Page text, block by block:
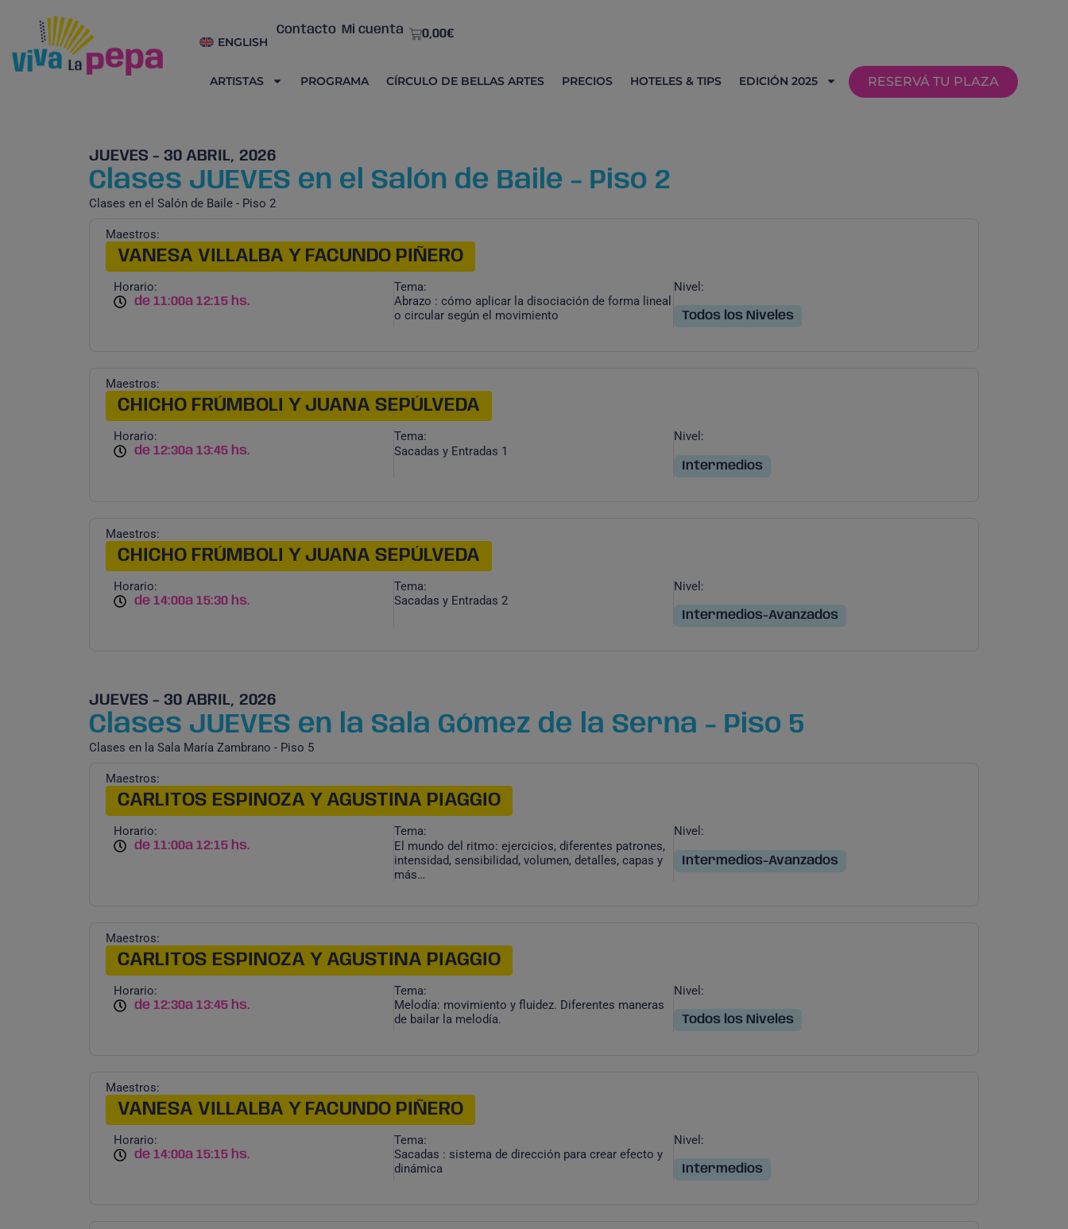
ENGLISH
Contacto Mi cuenta 0,00€
ARTISTAS PROGRAMA CÍRCULO DE BELLAS ARTES PRECIOS HOTELES & TIPS EDICIÓN 2025 RESERVÁ TU PLAZA
JUEVES - 30 ABRIL, 2026
Clases JUEVES en el Salón de Baile - Piso 2
Clases en el Salón de Baile - Piso 2
Maestros:
VANESA VILLALBA Y FACUNDO PIÑERO
Horario:
de 11:00a 12:15 hs.
Tema:
Abrazo : cómo aplicar la disociación de forma lineal
o circular según el movimiento
Nivel:
Todos los Niveles
Maestros:
CHICHO FRÚMBOLI Y JUANA SEPÚLVEDA
Horario:
de 12:30a 13:45 hs.
Tema:
Sacadas y Entradas 1
Nivel:
Intermedios
Maestros:
CHICHO FRÚMBOLI Y JUANA SEPÚLVEDA
Horario:
de 14:00a 15:30 hs.
Tema:
Sacadas y Entradas 2
Nivel:
Intermedios-Avanzados
JUEVES - 30 ABRIL, 2026
Clases JUEVES en la Sala Gómez de la Serna - Piso 5
Clases en la Sala María Zambrano - Piso 5
Maestros:
CARLITOS ESPINOZA Y AGUSTINA PIAGGIO
Horario:
de 11:00a 12:15 hs.
Tema:
El mundo del ritmo: ejercicios, diferentes patrones,
intensidad, sensibilidad, volumen, detalles, capas y
más…
Nivel:
Intermedios-Avanzados
Maestros:
CARLITOS ESPINOZA Y AGUSTINA PIAGGIO
Horario:
de 12:30a 13:45 hs.
Tema:
Melodía: movimiento y fluidez. Diferentes maneras
de bailar la melodía.
Nivel:
Todos los Niveles
Maestros:
VANESA VILLALBA Y FACUNDO PIÑERO
Horario:
de 14:00a 15:15 hs.
Tema:
Sacadas : sistema de dirección para crear efecto y
dinámica
Nivel:
Intermedios